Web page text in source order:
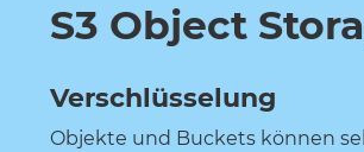
S3 Object
Verschlüsselung
Objekte und Buckets können